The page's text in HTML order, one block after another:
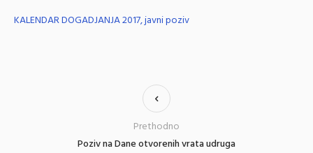
KALENDAR DOGADJANJA 2017, javni poziv
Poziv na Dane otvorenih vrata udruga
Prethodno